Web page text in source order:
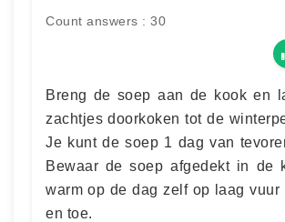
Count answers : 30
Breng de soep aan de kook en
zachtjes doorkoken tot de
Je kunt de soep 1 dag van
Bewaar de soep afgedekt in de
warm op de dag zelf op laag vuur
en toe.